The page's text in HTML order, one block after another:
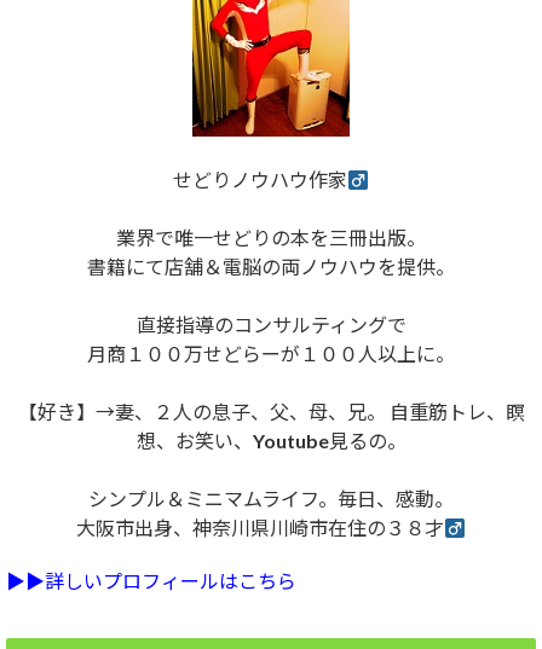
せどりノウハウ作家
業界で唯一せどりの本を三冊出版。
書籍にて店舗＆電脳の両ノウハウを提供。
直接指導のコンサルティングで
月商１００万せどらーが１００人以上に。
【好き】→妻、２人の息子、父、母、兄。 自重筋トレ、瞑
想、お笑い、Youtube見るの。
シンプル＆ミニマムライフ。毎日、感動。
大阪市出身、神奈川県川崎市在住の３８才
▶︎▶︎詳しいプロフィールはこちら